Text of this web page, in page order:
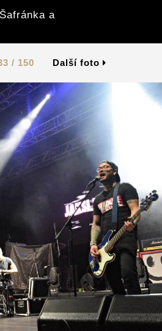
a
/ 150 Další foto